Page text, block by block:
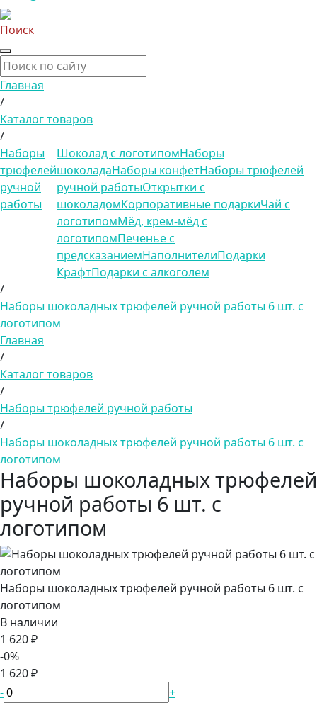
Поиск
Главная
/
Каталог товаров
/
Наборы
трюфелей
ручной
работы
Шоколад с логотипомНаборы
шоколадаНаборы конфетНаборы трюфелей
ручной работыОткрытки с
шоколадомКорпоративные подаркиЧай с
логотипомМёд, крем-мёд с
логотипомПеченье с
предсказаниемНаполнителиПодарки
КрафтПодарки с алкоголем
/
Наборы шоколадных трюфелей ручной работы 6 шт. с
логотипом
Главная
/
Каталог товаров
/
Наборы трюфелей ручной работы
/
Наборы шоколадных трюфелей ручной работы 6 шт. с
логотипом
Наборы шоколадных трюфелей
ручной работы 6 шт. с
логотипом
Наборы шоколадных трюфелей ручной работы 6 шт. с
логотипом
В наличии
1 620 ₽
-0%
1 620 ₽
-
+